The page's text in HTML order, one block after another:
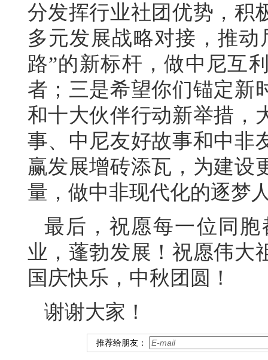
分发挥行业社团优势，积
多元发展战略对接，推
路”的新标杆，做中尼互
者；三是希望你们锚定新
和十大伙伴行动新举措，
事、中尼友好故事和中非
赢发展增砖添瓦，为建设
量，做中非现代化的逐梦
最后，祝愿每一位同
业，蓬勃发展！祝愿伟大
国庆快乐，中秋团圆！
谢谢大家！
推荐给朋友：